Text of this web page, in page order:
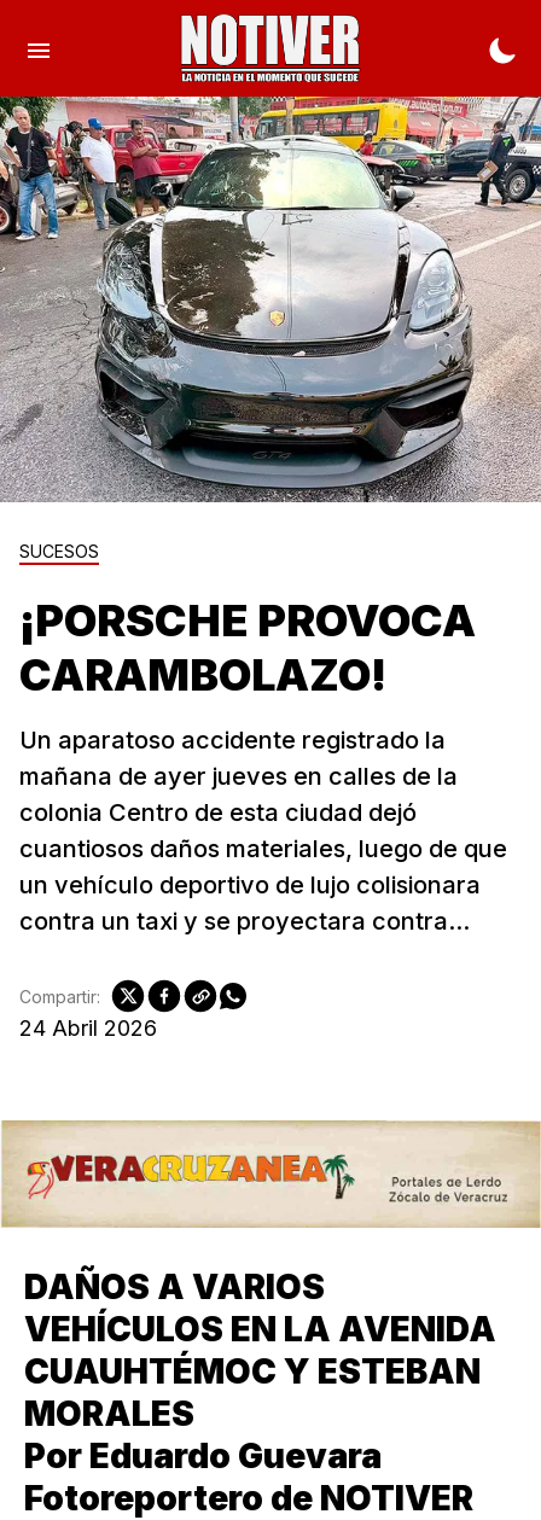
SUCESOS
¡PORSCHE PROVOCA
CARAMBOLAZO!
Un aparatoso accidente registrado la
mañana de ayer jueves en calles de la
colonia Centro de esta ciudad dejó
cuantiosos daños materiales, luego de que
un vehículo deportivo de lujo colisionara
contra un taxi y se proyectara contra...
24 Abril 2026
Compartir:
DAÑOS A VARIOS
VEHÍCULOS EN LA AVENIDA
CUAUHTÉMOC Y ESTEBAN
MORALES
Por Eduardo Guevara
Fotoreportero de NOTIVER